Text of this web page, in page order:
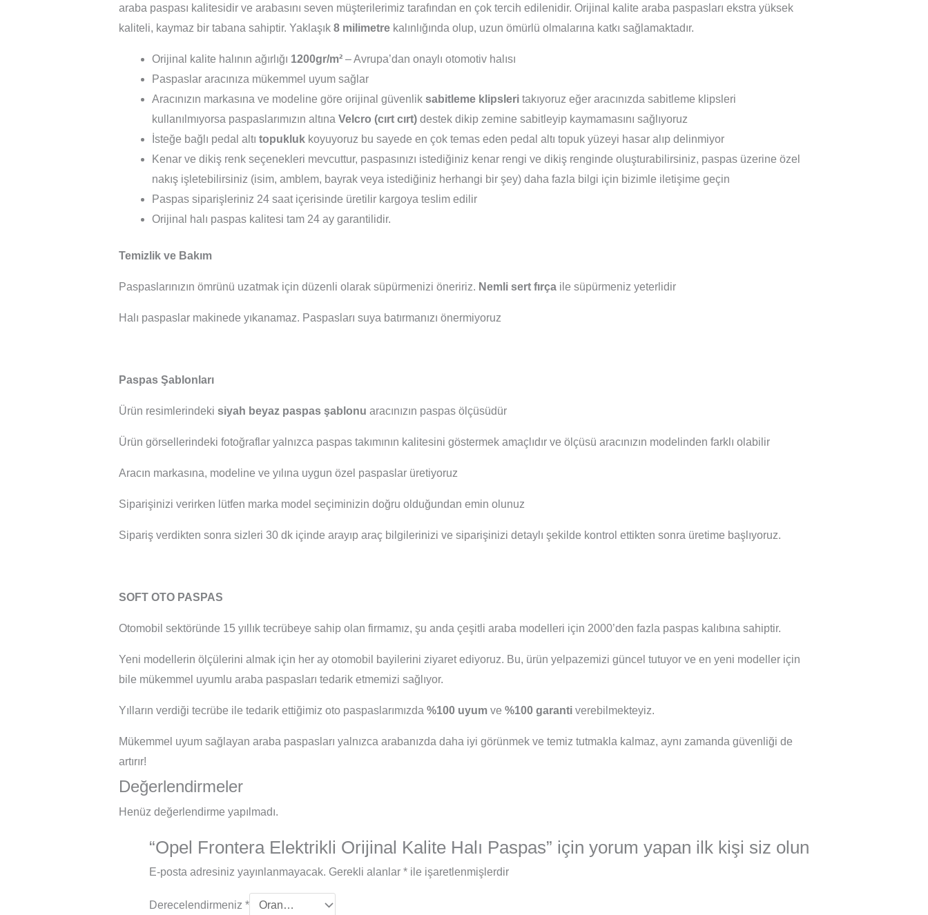
araba paspası kalitesidir ve arabasını seven müşterilerimiz tarafından en çok tercih edilenidir. Orijinal kalite araba paspasları ekstra yüksek
kaliteli, kaymaz bir tabana sahiptir. Yaklaşık 8 milimetre kalınlığında olup, uzun ömürlü olmalarına katkı sağlamaktadır.
Orijinal kalite halının ağırlığı 1200gr/m² – Avrupa’dan onaylı otomotiv halısı
Paspaslar aracınıza mükemmel uyum sağlar
Aracınızın markasına ve modeline göre orijinal güvenlik sabitleme klipsleri takıyoruz eğer aracınızda sabitleme klipsleri
kullanılmıyorsa paspaslarımızın altına Velcro (cırt cırt) destek dikip zemine sabitleyip kaymamasını sağlıyoruz
İsteğe bağlı pedal altı topukluk koyuyoruz bu sayede en çok temas eden pedal altı topuk yüzeyi hasar alıp delinmiyor
Kenar ve dikiş renk seçenekleri mevcuttur, paspasınızı istediğiniz kenar rengi ve dikiş renginde oluşturabilirsiniz, paspas üzerine özel
nakış işletebilirsiniz (isim, amblem, bayrak veya istediğiniz herhangi bir şey) daha fazla bilgi için bizimle iletişime geçin
Paspas siparişleriniz 24 saat içerisinde üretilir kargoya teslim edilir
Orijinal halı paspas kalitesi tam 24 ay garantilidir.
Temizlik ve Bakım
Paspaslarınızın ömrünü uzatmak için düzenli olarak süpürmenizi öneririz. Nemli sert fırça ile süpürmeniz yeterlidir
Halı paspaslar makinede yıkanamaz. Paspasları suya batırmanızı önermiyoruz
Paspas Şablonları
Ürün resimlerindeki siyah beyaz paspas şablonu aracınızın paspas ölçüsüdür
Ürün görsellerindeki fotoğraflar yalnızca paspas takımının kalitesini göstermek amaçlıdır ve ölçüsü aracınızın modelinden farklı olabilir
Aracın markasına, modeline ve yılına uygun özel paspaslar üretiyoruz
Siparişinizi verirken lütfen marka model seçiminizin doğru olduğundan emin olunuz
Sipariş verdikten sonra sizleri 30 dk içinde arayıp araç bilgilerinizi ve siparişinizi detaylı şekilde kontrol ettikten sonra üretime başlıyoruz.
SOFT OTO PASPAS
Otomobil sektöründe 15 yıllık tecrübeye sahip olan firmamız, şu anda çeşitli araba modelleri için 2000’den fazla paspas kalıbına sahiptir.
Yeni modellerin ölçülerini almak için her ay otomobil bayilerini ziyaret ediyoruz. Bu, ürün yelpazemizi güncel tutuyor ve en yeni modeller için
bile mükemmel uyumlu araba paspasları tedarik etmemizi sağlıyor.
Yılların verdiği tecrübe ile tedarik ettiğimiz oto paspaslarımızda %100 uyum ve %100 garanti verebilmekteyiz.
Mükemmel uyum sağlayan araba paspasları yalnızca arabanızda daha iyi görünmek ve temiz tutmakla kalmaz, aynı zamanda güvenliği de
artırır!
Değerlendirmeler
Henüz değerlendirme yapılmadı.
“Opel Frontera Elektrikli Orijinal Kalite Halı Paspas” için yorum yapan ilk kişi siz olun
E-posta adresiniz yayınlanmayacak. Gerekli alanlar * ile işaretlenmişlerdir
Derecelendirmeniz *